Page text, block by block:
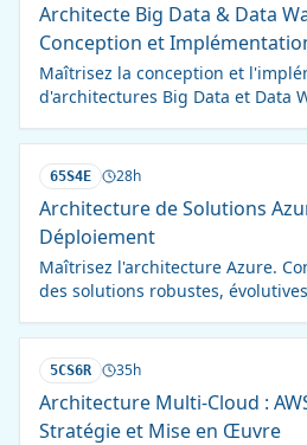
Architecte Big Data & Data
Conception et
Maîtrisez la conception et
d'architectures Big Data et Data
vélocité et la variété des
65S4E 28h
Architecture de Solutions
Déploiement
Maîtrisez l'architecture Azure.
des solutions robustes,
5CS6R 35h
Architecture Multi-Cloud :
Stratégie et Mise en Œuvre